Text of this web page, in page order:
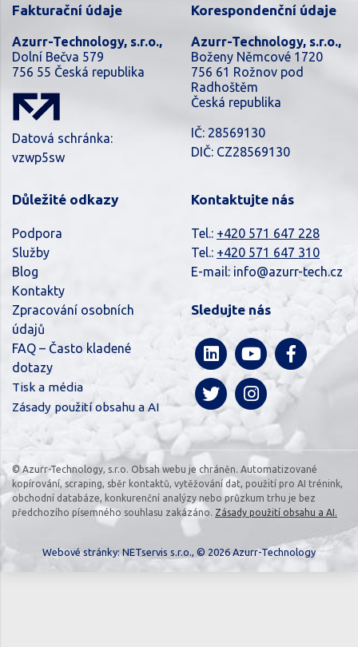
Fakturační údaje
Azurr-Technology, s.r.o.,
Dolní Bečva 579
756 55 Česká republika
Datová schránka:
vzwp5sw
Korespondenční údaje
Azurr-Technology, s.r.o.,
Boženy Němcové 1720
756 61 Rožnov pod
Radhoštěm
Česká republika
IČ: 28569130
DIČ: CZ28569130
Důležité odkazy
Podpora
Služby
Blog
Kontakty
Zpracování osobních
údajů
FAQ – Často kladené
dotazy
Tisk a média
Zásady použití obsahu a AI
Kontaktujte nás
Tel.: +420 571 647 228
Tel.: +420 571 647 310
E-mail: info@azurr-tech.cz
Sledujte nás
© Azurr-Technology, s.r.o. Obsah webu je chráněn. Automatizované
kopírování, scraping, sběr kontaktů, vytěžování dat, použití pro AI trénink,
obchodní databáze, konkurenční analýzy nebo průzkum trhu je bez
předchozího písemného souhlasu zakázáno. Zásady použití obsahu a AI.
Webové stránky:NETservis s.r.o., © 2026 Azurr-Technology